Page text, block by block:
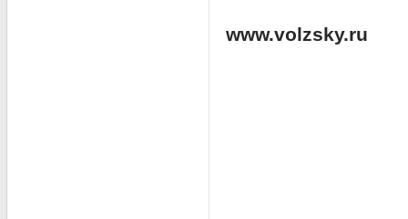
www.volzsky.ru